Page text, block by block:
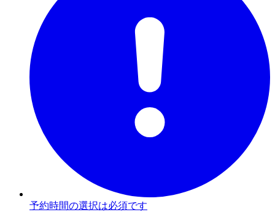
予約時間の選択は必須です